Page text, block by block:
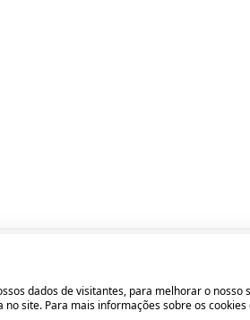
dados de visitantes, para melhorar o
site. Para mais informações sobre os